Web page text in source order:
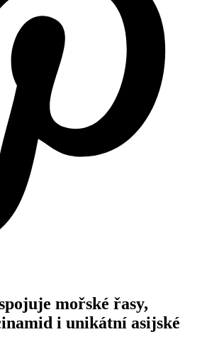
mořské řasy,
i unikátní asijské